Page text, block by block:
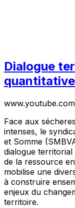
Dialogue
www.youtube.com
Face aux
intenses, le
et Somme
dialogue
de la ressource
mobilise une
à construire
enjeux du
territoire.